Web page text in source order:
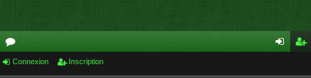
orConnexion Inscription